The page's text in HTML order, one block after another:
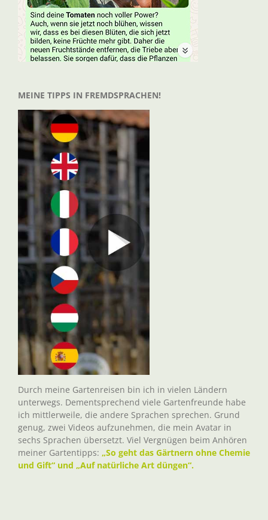
MEINE TIPPS IN FREMDSPRACHEN!
Durch meine Gartenreisen bin ich in vielen Ländern
unterwegs. Dementsprechend viele Gartenfreunde habe
ich mittlerweile, die andere Sprachen sprechen. Grund
genug, zwei Videos aufzunehmen, die mein Avatar in
sechs Sprachen übersetzt. Viel Vergnügen beim Anhören
meiner Gartentipps: „So geht das Gärtnern ohne Chemie
und Gift“ und „Auf natürliche Art düngen“.